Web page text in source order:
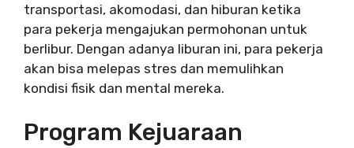
transportasi, akomodasi, dan hiburan ketika
para pekerja mengajukan permohonan untuk
berlibur. Dengan adanya liburan ini, para pekerja
akan bisa melepas stres dan memulihkan
kondisi fisik dan mental mereka.
Program Kejuaraan